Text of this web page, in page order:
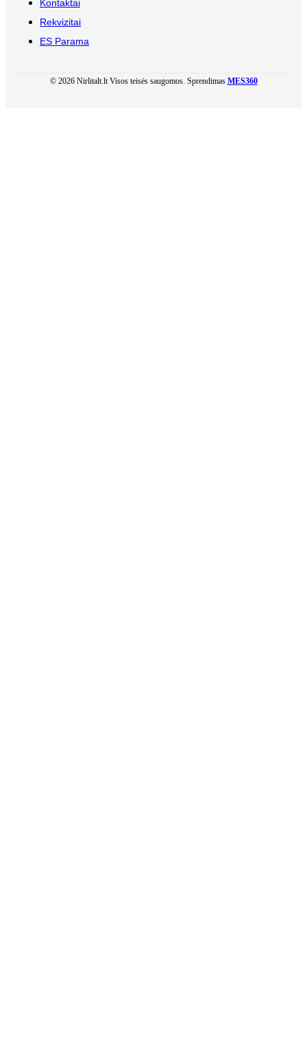
Kontaktai
Rekvizitai
ES Parama
© 2026 Nirlitalt.lt Visos teisės saugomos. Sprendimas MES360